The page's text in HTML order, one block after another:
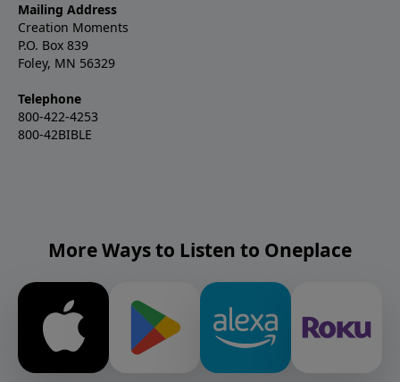
Mailing Address
Creation Moments
P.O. Box 839
Foley, MN 56329
Telephone
800-422-4253
800-42BIBLE
More Ways to Listen to Oneplace